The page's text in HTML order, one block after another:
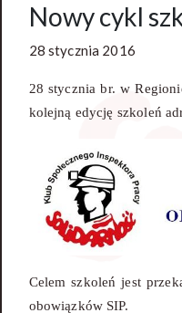
Nowy cykl
28 stycznia 2016
28 stycznia br. w
kolejną edycję szkoleń
Celem szkoleń jest
obowiązków SIP.